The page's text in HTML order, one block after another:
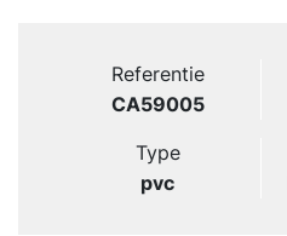
Referentie
CA59005
Type
pvc